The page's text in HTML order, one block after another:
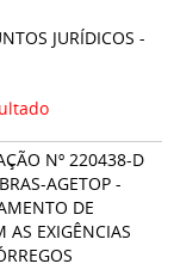
JURÍDICOS -
Nº 220438-D
AGETOP -
DE
AS EXIGÊNCIAS